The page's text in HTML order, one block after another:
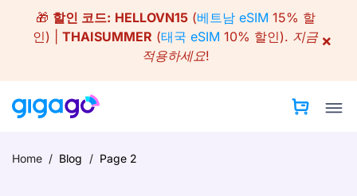
content
🎁 할인 코드: HELLOVN15(베트남 eSIM 15% 할
인) | THAISUMMER (태국 eSIM 10% 할인). 지금
적용하세요!
×
Home / Blog / Page 2